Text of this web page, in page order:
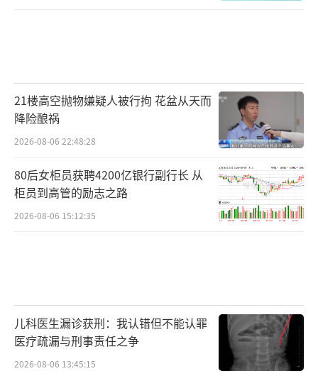
21楼高空抛物嫌疑人被行拘 花盆从天而
降险酿祸
2026-08-06 22:48:28
80后女柜员获聘4200亿银行副行长 从
柜员到高管的励志之路
2026-08-06 15:12:35
儿科医生漏诊获刑：我认错但不能认罪
医疗疏漏与刑事责任之争
2026-08-06 13:45:15